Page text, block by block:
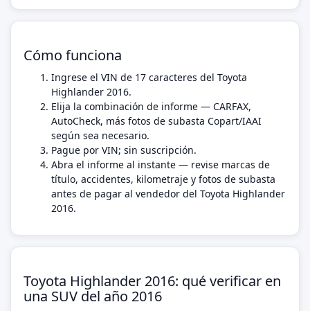
Cómo funciona
Ingrese el VIN de 17 caracteres del Toyota
Highlander 2016.
Elija la combinación de informe — CARFAX,
AutoCheck, más fotos de subasta Copart/IAAI
según sea necesario.
Pague por VIN; sin suscripción.
Abra el informe al instante — revise marcas de
título, accidentes, kilometraje y fotos de subasta
antes de pagar al vendedor del Toyota Highlander
2016.
Toyota Highlander 2016: qué verificar en
una SUV del año 2016